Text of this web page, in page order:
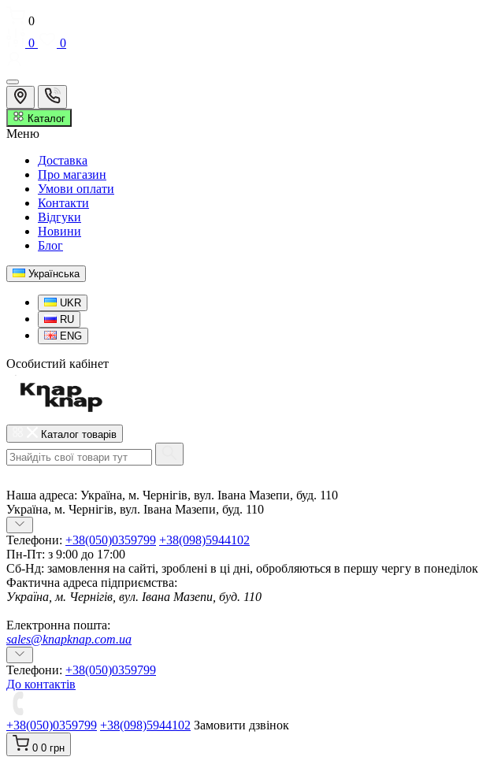
0
0
0
Каталог
Меню
Доставка
Про магазин
Умови оплати
Контакти
Відгуки
Новини
Блог
Українська
UKR
RU
ENG
Особистий кабінет
Каталог товарів
Наша адреса: Україна, м. Чернігів, вул. Івана Мазепи, буд. 110
Україна, м. Чернігів, вул. Івана Мазепи, буд. 110
Телефони: +38(050)0359799 +38(098)5944102
Пн-Пт: з 9:00 до 17:00
Сб-Нд: замовлення на сайті, зроблені в ці дні, обробляються в першу чергу в понеділок
Фактична адреса підприємства:
Україна, м. Чернігів, вул. Івана Мазепи, буд. 110
Електронна пошта:
sales@knapknap.com.ua
Телефони: +38(050)0359799
До контактів
+38(050)0359799 +38(098)5944102 Замовити дзвінок
0 0 грн